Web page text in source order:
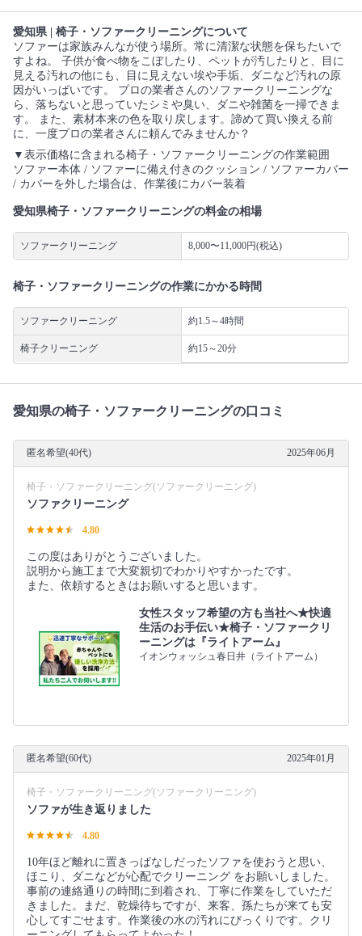
愛知県 | 椅子・ソファークリーニングについて
ソファーは家族みんなが使う場所。常に清潔な状態を保ちたいで
すよね。 子供が食べ物をこぼしたり、ペットが汚したりと、目に
見える汚れの他にも、目に見えない埃や手垢、ダニなど汚れの原
因がいっぱいです。 プロの業者さんのソファークリーニングな
ら、落ちないと思っていたシミや臭い、ダニや雑菌を一掃できま
す。 また、素材本来の色を取り戻します。諦めて買い換える前
に、一度プロの業者さんに頼んでみませんか？
▼表示価格に含まれる椅子・ソファークリーニングの作業範囲
ソファー本体 / ソファーに備え付きのクッション / ソファーカバー
/ カバーを外した場合は、作業後にカバー装着
愛知県椅子・ソファークリーニングの料金の相場
ソファークリーニング 8,000〜11,000円(税込)
椅子・ソファークリーニングの作業にかかる時間
ソファークリーニング 約1.5～4時間
椅子クリーニング 約15～20分
愛知県の椅子・ソファークリーニングの口コミ
匿名希望(40代) 2025年06月
椅子・ソファークリーニング(ソファークリーニング)
ソファクリーニング
4.80
この度はありがとうございました。
説明から施工まで大変親切でわかりやすかったです。
また、依頼するときはお願いすると思います。
女性スタッフ希望の方も当社へ★快適
生活のお手伝い★椅子・ソファークリ
ーニングは『ライトアーム』
イオンウォッシュ春日井（ライトアーム）
匿名希望(60代) 2025年01月
椅子・ソファークリーニング(ソファークリーニング)
ソファが生き返りました
4.80
10年ほど離れに置きっぱなしだったソファを使おうと思い、
ほこり、ダニなどが心配でクリーニング をお願いしました。
事前の連絡通りの時間に到着され、丁寧に作業をしていただ
きました。まだ、乾燥待ちですが、来客、孫たちが来ても安
心してすごせます。作業後の水の汚れにびっくりです。クリ